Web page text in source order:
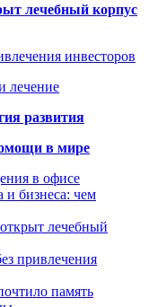
лечебный корпус
инвесторов
лечение
развития
в мире
в офисе
и бизнеса: чем
лечебный
привлечения
память